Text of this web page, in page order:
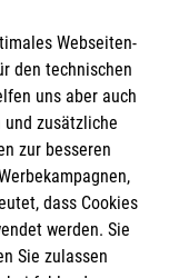
Webseiten-
den technischen
uns aber auch
zusätzliche
zur besseren
dass Cookies
werden. Sie
Sie zulassen